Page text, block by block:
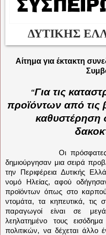
ΔΥΤΙΚΗΣ
Αίτημα για έκτακτη
“Για τις
προϊόντων από τις
καθυστέρηση
Οι
δημιούργησαν μια σειρά
την Περιφέρεια Δυτικής
νομό Ηλείας, αφού
προϊόντων όπως στο
ντομάτα, τα κηπευτικά, τις
παραγωγοί είναι σε
λεηλατημένο τους
πολιτικών, να δέχεται